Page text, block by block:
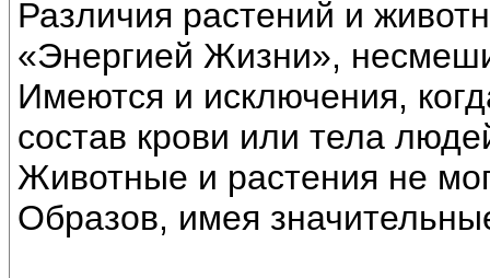
Различия растений и
«Энергией Жизни»,
Имеются и исключения,
состав крови или тела
Животные и растения не
Образов, имея